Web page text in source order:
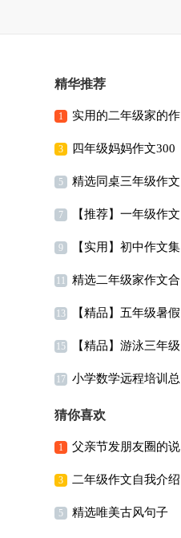
精华推荐
1 实用的二年级家的作
文合集6篇
3 四年级妈妈作文300
字汇编5篇
5 精选同桌三年级作文
300字汇总5篇
7 【推荐】一年级作文
汇总七篇
9 【实用】初中作文集
锦4篇
11 精选二年级家作文合
集九篇
13 【精品】五年级暑假
作文汇总9篇
15 【精品】游泳三年级
作文300字七篇
17 小学数学远程培训总
结
猜你喜欢
1 父亲节发朋友圈的说
说6篇
3 二年级作文自我介绍
5 精选唯美古风句子